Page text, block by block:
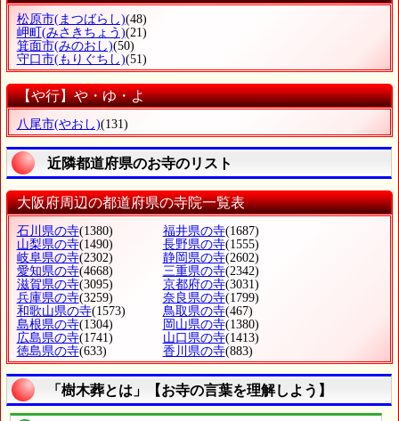
松原市(まつばらし)(48)
岬町 (みさきちょう)(21)
箕面市(みのおし)(50)
守口市(もりぐちし)(51)
【や行】や・ゆ・よ
八尾市(やおし)(131)
近隣都道府県のお寺のリスト
大阪府周辺の都道府県の寺院一覧表
石川県の寺(1380) 福井県の寺(1687)
山梨県の寺(1490) 長野県の寺(1555)
岐阜県の寺(2302) 静岡県の寺(2602)
愛知県の寺(4668) 三重県の寺(2342)
滋賀県の寺(3095) 京都府の寺(3031)
兵庫県の寺(3259) 奈良県の寺(1799)
和歌山県の寺(1573) 鳥取県の寺(467)
島根県の寺(1304) 岡山県の寺(1380)
広島県の寺(1741) 山口県の寺(1413)
徳島県の寺(633) 香川県の寺(883)
「樹木葬とは」【お寺の言葉を理解しよう】